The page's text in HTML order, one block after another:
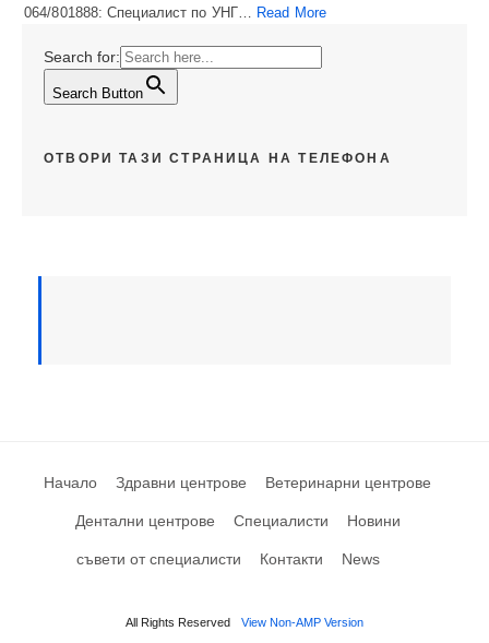
064/801888: Специалист по УНГ… Read More
Search for:
Search Button
ОТВОРИ ТАЗИ СТРАНИЦА НА ТЕЛЕФОНА
Начало Здравни центрове Ветеринарни центрове
Дентални центрове Специалисти Новини
съвети от специалисти Контакти News
All Rights Reserved View Non-AMP Version